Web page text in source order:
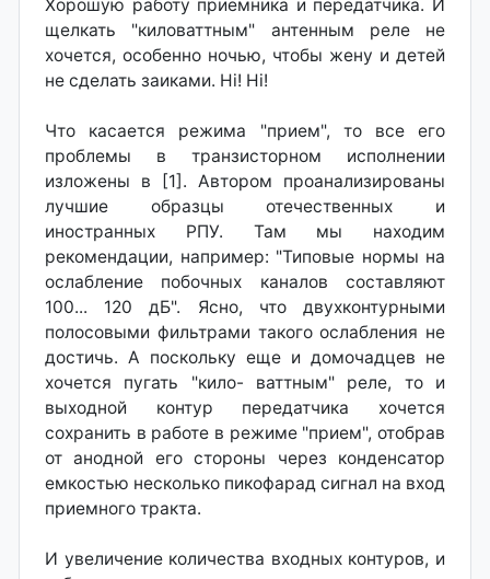
Хорошую работу приемника и передатчика. И
щелкать "киловаттным" антенным реле не
хочется, особенно ночью, чтобы жену и детей
не сделать заиками. Hi! Hi!
Что касается режима "прием", то все его
проблемы в транзисторном исполнении
изложены в [1]. Автором проанализированы
лучшие образцы отечественных и
иностранных РПУ. Там мы находим
рекомендации, например: "Типовые нормы на
ослабление побочных каналов составляют
100... 120 дБ". Ясно, что двухконтурными
полосовыми фильтрами такого ослабления не
достичь. А поскольку еще и домочадцев не
хочется пугать "кило- ваттным" реле, то и
выходной контур передатчика хочется
сохранить в работе в режиме "прием", отобрав
от анодной его стороны через конденсатор
емкостью несколько пикофарад сигнал на вход
приемного тракта.
И увеличение количества входных контуров, и